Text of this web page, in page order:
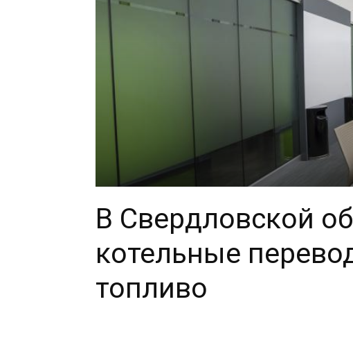
В Свердловской
котельные
топливо